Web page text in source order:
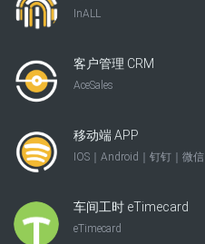
InALL
客户管理 CRM
AceSales
移动端 APP
IOS｜Android｜钉钉｜微信
车间工时 eTimecard
eTimecard